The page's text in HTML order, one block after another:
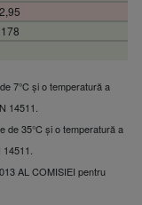
2,95
178
550
455
7°C și o temperatură a
14511.
de 35°C și o temperatură a
AL COMISIEI pentru